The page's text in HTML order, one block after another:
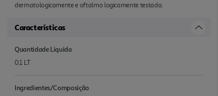
dermatologicamente e oftalmo logicamente testada.
Características
Quantidade Liquida
0.1 LT
Ingredientes/Composição